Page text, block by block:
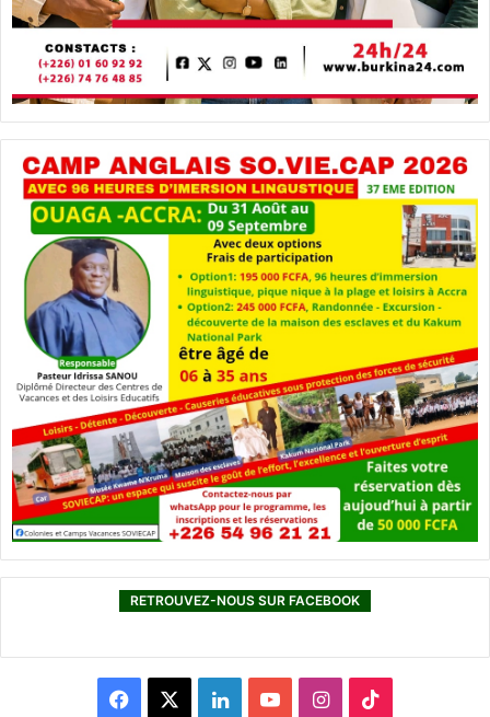
RETROUVEZ-NOUS SUR FACEBOOK
L
I